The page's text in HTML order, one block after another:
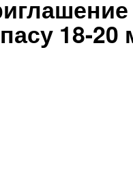
18-20